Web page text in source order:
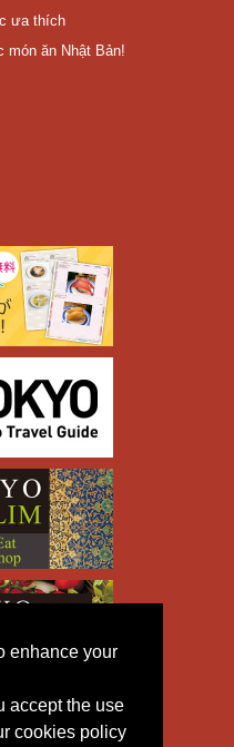
enhance your
accept the use
cookies policy
ưa thích
món ăn Nhật Bản!